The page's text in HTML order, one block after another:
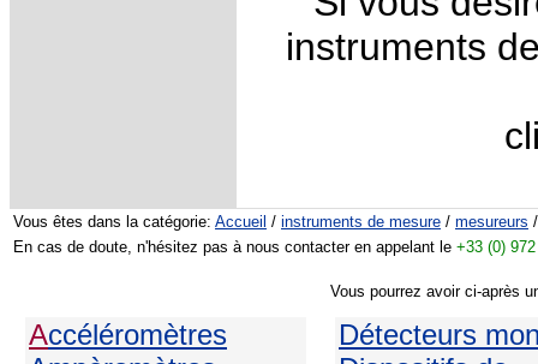
instruments
Vous êtes dans la catégorie: Accueil / instruments de mesure / mesureurs
En cas de doute, n'hésitez pas à nous contacter en appelant le +33 (0)
Vous pourrez avoir ci-après
Accéléromètres
Détecteurs